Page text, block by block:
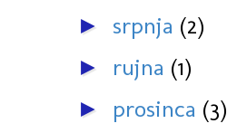
► srpnja (2)
► rujna (1)
► prosinca (3)